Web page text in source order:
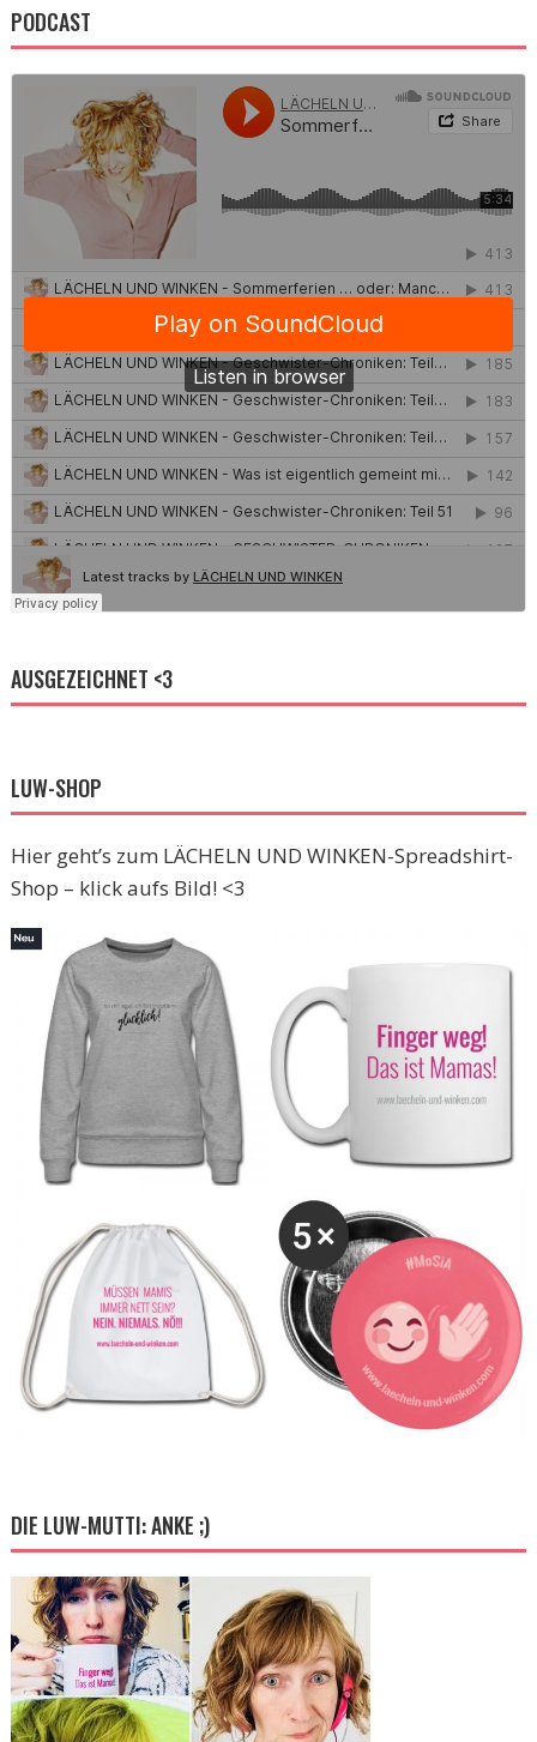
PODCAST
AUSGEZEICHNET <3
LUW-SHOP
Hier geht’s zum LÄCHELN UND WINKEN-Spreadshirt-
Shop – klick aufs Bild! <3
DIE LUW-MUTTI: ANKE ;)